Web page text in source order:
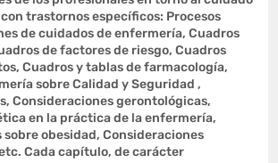
trastornos específicos: Procesos
de cuidados de enfermería, Cuadros
de factores de riesgo, Cuadros
Cuadros y tablas de farmacología,
sobre Calidad y Seguridad ,
Consideraciones gerontológicas,
en la práctica de la enfermería,
obesidad, Consideraciones
Cada capítulo, de carácter